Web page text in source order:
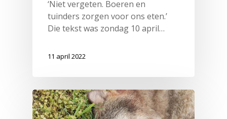
‘Niet vergeten. Boeren en
tuinders zorgen voor ons eten.’
Die tekst was zondag 10 april…
11 april 2022